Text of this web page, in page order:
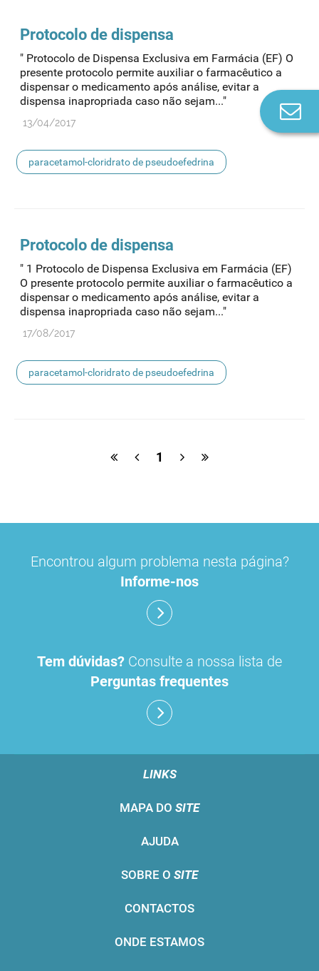
Protocolo de dispensa
" Protocolo de Dispensa Exclusiva em Farmácia (EF) O
presente protocolo permite auxiliar o farmacêutico a
dispensar o medicamento após análise, evitar a
dispensa inapropriada caso não sejam..."
13/04/2017
paracetamol-cloridrato de pseudoefedrina
Protocolo de dispensa
" 1 Protocolo de Dispensa Exclusiva em Farmácia (EF)
O presente protocolo permite auxiliar o farmacêutico a
dispensar o medicamento após análise, evitar a
dispensa inapropriada caso não sejam..."
17/08/2017
paracetamol-cloridrato de pseudoefedrina
1
Encontrou algum problema nesta página?
Informe-nos
Tem dúvidas? Consulte a nossa lista de
Perguntas frequentes
LINKS
MAPA DO SITE
AJUDA
SOBRE O SITE
CONTACTOS
ONDE ESTAMOS